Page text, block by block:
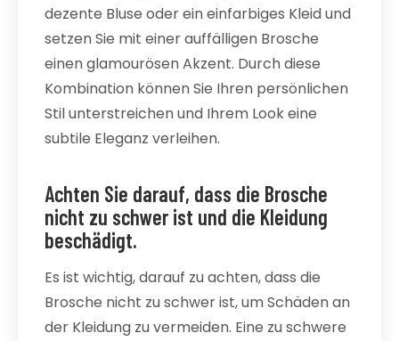
dezente Bluse oder ein einfarbiges Kleid und
setzen Sie mit einer auffälligen Brosche
einen glamourösen Akzent. Durch diese
Kombination können Sie Ihren persönlichen
Stil unterstreichen und Ihrem Look eine
subtile Eleganz verleihen.
Achten Sie darauf, dass die Brosche
nicht zu schwer ist und die Kleidung
beschädigt.
Es ist wichtig, darauf zu achten, dass die
Brosche nicht zu schwer ist, um Schäden an
der Kleidung zu vermeiden. Eine zu schwere